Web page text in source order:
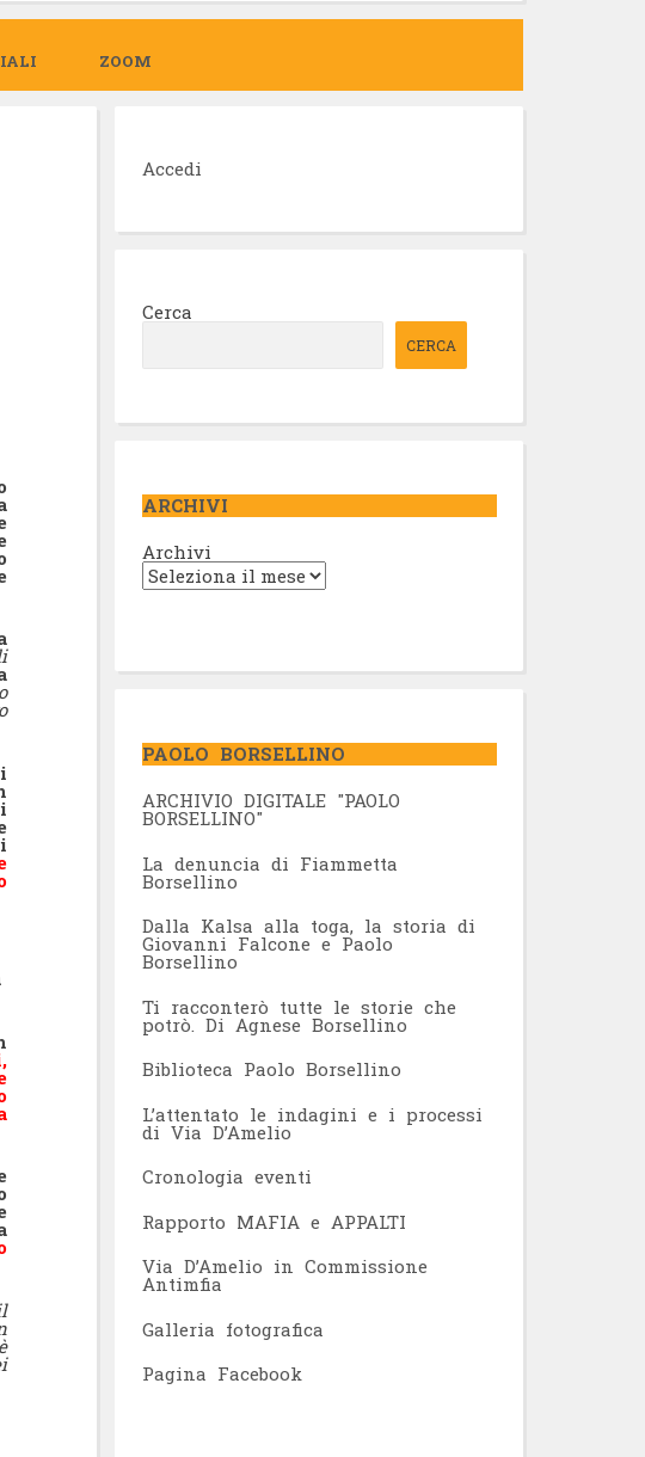
ZOOM
Accedi
Cerca
CERCA
ARCHIVI
Archivi
PAOLO BORSELLINO
ARCHIVIO DIGITALE "PAOLO
BORSELLINO"
La denuncia di Fiammetta
Borsellino
Dalla Kalsa alla toga, la storia di
Giovanni Falcone e Paolo
Borsellino
Ti racconterò tutte le storie che
potrò. Di Agnese Borsellino
Biblioteca Paolo Borsellino
L’attentato le indagini e i processi
di Via D’Amelio
Cronologia eventi
Rapporto MAFIA e APPALTI
Via D’Amelio in Commissione
Antimfia
Galleria fotografica
Pagina Facebook